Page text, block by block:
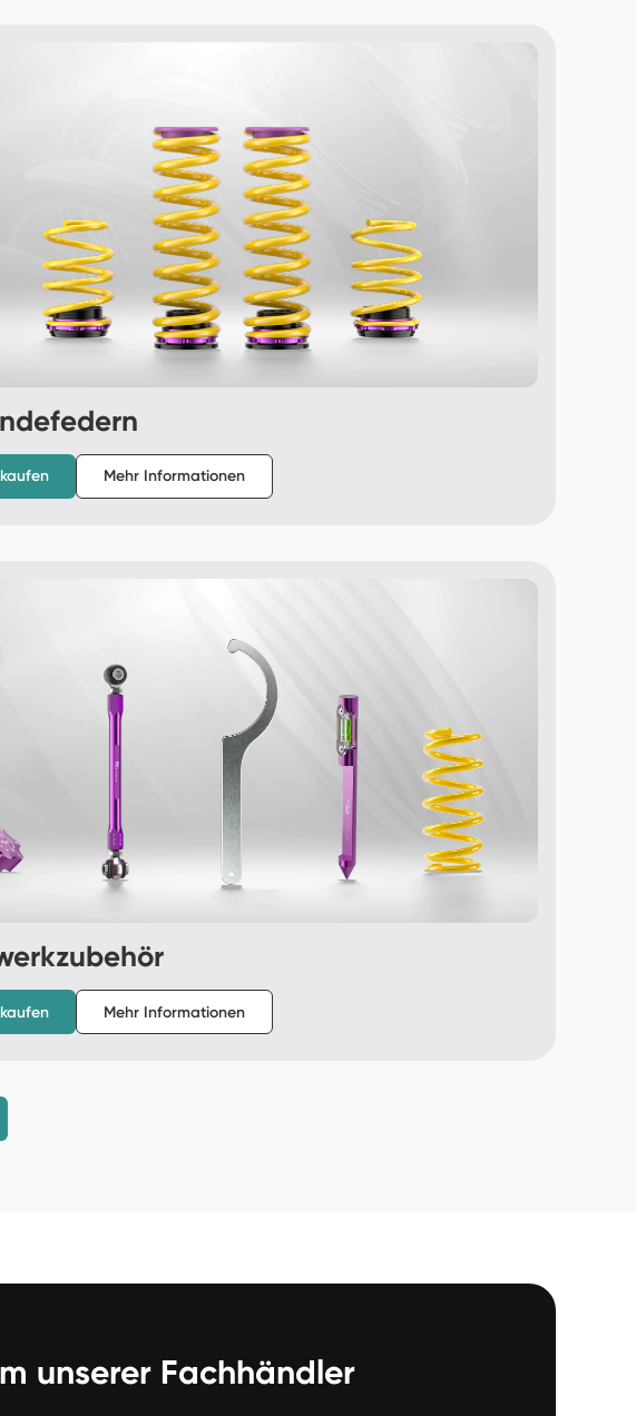
Mehr Informationen
Mehr Informationen
unserer Fachhändler